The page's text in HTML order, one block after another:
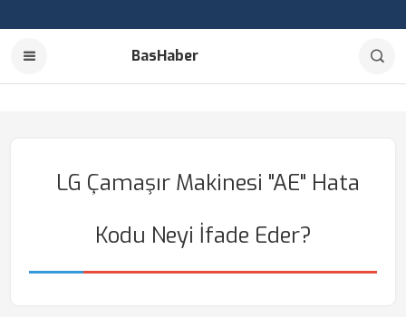
BasHaber
LG Çamaşır Makinesi "AE" Hata
Kodu Neyi İfade Eder?